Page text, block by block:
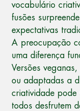
vocabulário
fusões
expectativas
A preocupação
uma diferença
Versões
ou adaptadas a
criatividade pode
todos desfrutem